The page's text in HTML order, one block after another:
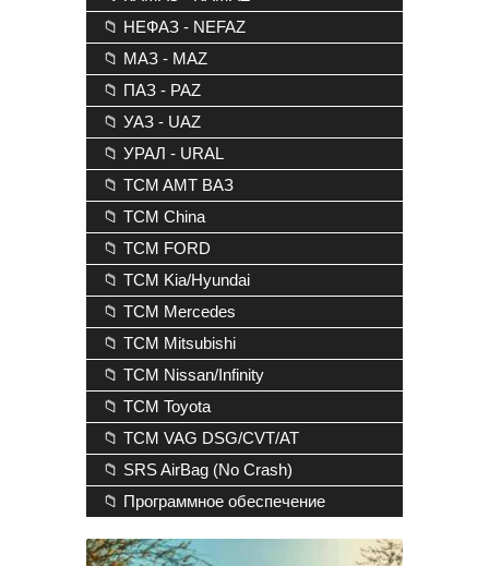
📁 НЕФАЗ - NEFAZ
📁 МАЗ - MAZ
📁 ПАЗ - PAZ
📁 УАЗ - UAZ
📁 УРАЛ - URAL
📁 TCM AMT ВАЗ
📁 TCM China
📁 TCM FORD
📁 TCM Kia/Hyundai
📁 TCM Mercedes
📁 TCM Mitsubishi
📁 TCM Nissan/Infinity
📁 TCM Toyota
📁 TCM VAG DSG/CVT/AT
📁 SRS AirBag (No Crash)
📁 Программное обеспечение